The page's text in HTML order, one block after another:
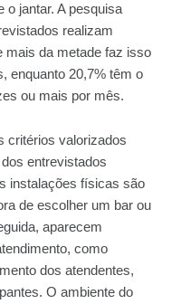
o jantar. A pesquisa
realizam
mais da metade faz isso
enquanto 20,7% têm o
ou mais por mês.
critérios valorizados
entrevistados
instalações físicas são
de escolher um bar ou
aparecem
como
dos atendentes,
O ambiente do